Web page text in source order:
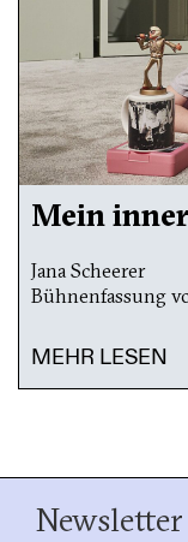
Mein
Jana Scheerer
Bühnenfassung
MEHR LESEN
Newsletter